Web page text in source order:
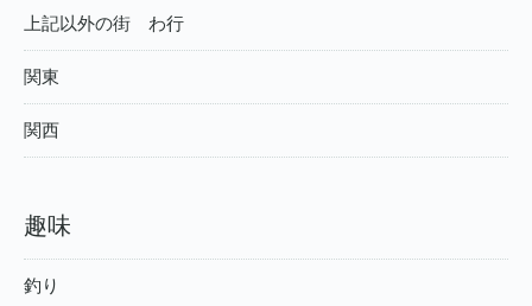
上記以外の街 わ行
関東
関西
趣味
釣り